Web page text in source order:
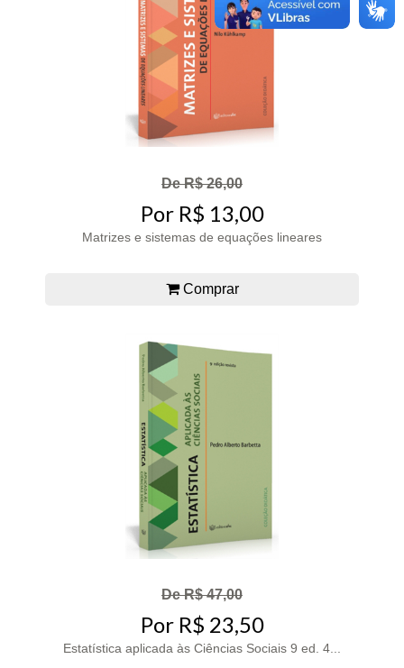
De R$ 26,00
Por R$ 13,00
Matrizes e sistemas de equações lineares
Comprar
De R$ 47,00
Por R$ 23,50
Estatística aplicada às Ciências Sociais 9 ed. 4...